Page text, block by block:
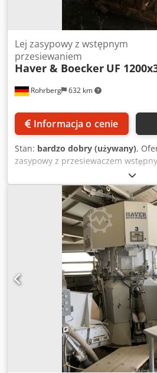
Rohrberg 632 km
Lej zasypowy z wstępnym
przesiewaniem
Haver & Boecker UF
Informacja o cenie
Stan: bardzo dobry (używany),
zasypowy z przesiewaczem
Boecker. Zbudowany w 1995 roku.
Dcodpfxov N H Hde Amrsk Bardzo